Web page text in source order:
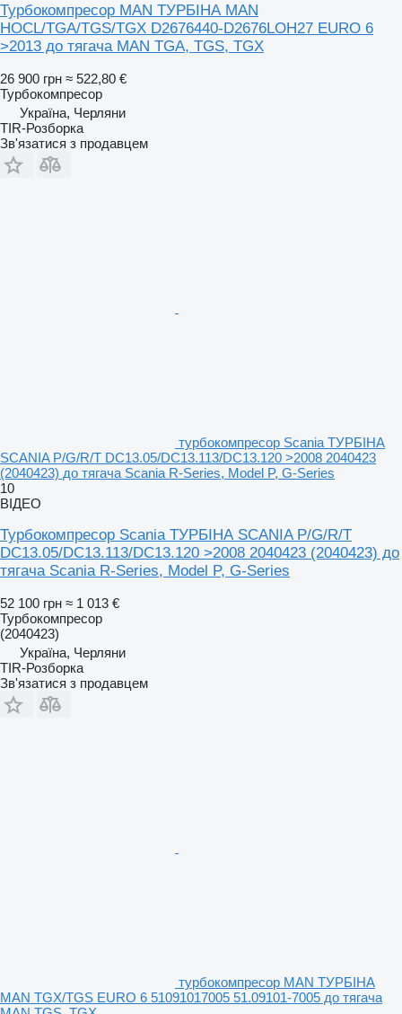
Турбокомпресор MAN ТУРБІНА MAN
HOCL/TGA/TGS/TGX D2676440-D2676LOH27 EURO 6
>2013 до тягача MAN TGA, TGS, TGX
26 900 грн ≈ 522,80 €
Турбокомпресор
Україна, Черляни
TIR-Розборка
Зв'язатися з продавцем
турбокомпресор Scania ТУРБІНА
SCANIA P/G/R/T DC13.05/DC13.113/DC13.120 >2008 2040423
(2040423) до тягача Scania R-Series, Model P, G-Series
10
ВІДЕО
Турбокомпресор Scania ТУРБІНА SCANIA P/G/R/T
DC13.05/DC13.113/DC13.120 >2008 2040423 (2040423) до
тягача Scania R-Series, Model P, G-Series
52 100 грн ≈ 1 013 €
Турбокомпресор
(2040423)
Україна, Черляни
TIR-Розборка
Зв'язатися з продавцем
турбокомпресор MAN ТУРБІНА
MAN TGX/TGS EURO 6 51091017005 51.09101-7005 до тягача